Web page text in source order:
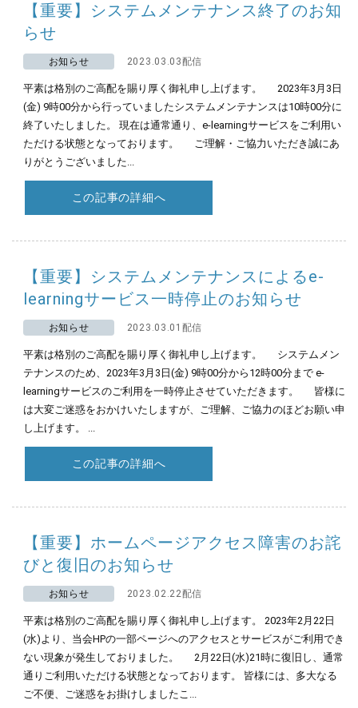
【重要】システムメンテナンス終了のお知
らせ
お知らせ 2023.03.03配信
平素は格別のご高配を賜り厚く御礼申し上げます。 2023年3月3日
(金) 9時00分から行っていましたシステムメンテナンスは10時00分に
終了いたしました。 現在は通常通り、e-learningサービスをご利用い
ただける状態となっております。 ご理解・ご協力いただき誠にあ
りがとうございました...
この記事の詳細へ
【重要】システムメンテナンスによるe-
learningサービス一時停止のお知らせ
お知らせ 2023.03.01配信
平素は格別のご高配を賜り厚く御礼申し上げます。 システムメン
テナンスのため、2023年3月3日(金) 9時00分から12時00分まで e-
learningサービスのご利用を一時停止させていただきます。 皆様に
は大変ご迷惑をおかけいたしますが、ご理解、ご協力のほどお願い申
し上げます。 ...
この記事の詳細へ
【重要】ホームページアクセス障害のお詫
びと復旧のお知らせ
お知らせ 2023.02.22配信
平素は格別のご高配を賜り厚く御礼申し上げます。 2023年2月22日
(水)より、当会HPの一部ページへのアクセスとサービスがご利用でき
ない現象が発生しておりました。 2月22日(水)21時に復旧し、通常
通りご利用いただける状態となっております。 皆様には、多大なる
ご不便、ご迷惑をお掛けしましたこ...